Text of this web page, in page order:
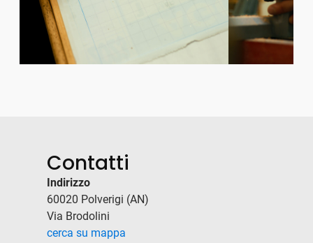
Contatti
Indirizzo
60020 Polverigi (AN)
Via Brodolini
cerca su mappa